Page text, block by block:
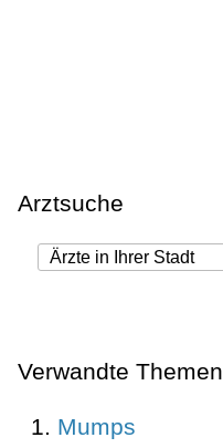
Arztsuche
Verwandte Themen
Mumps